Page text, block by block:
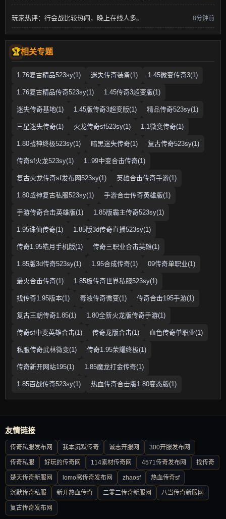
玩家热评：行会战比较热闹，晚上在线人多。 8分钟前
相关专题
1.76复古精品523sy(1) 迷失传奇装备(1) 1.45微变传奇3(1)
1.76复古精品传奇523sy(1) 1.45传奇3超变版(1)
迷失传奇基地(1) 1.45版传奇3超变版(1) 精品传奇523sy(1)
三星迷失传奇(1) 火龙传奇sf523sy(1) 1.1微变传奇(1)
1.80战神终极523sy(1) 暗黑迷失传奇(1) 复古传奇523sy(1)
传奇sf火龙523sy(1) 1..99中变合击传奇(1)
复古火龙传奇sf发布网523sy(1) 英雄合击传奇手游(1)
1.80战神复古私服523sy(1) 手游合击传奇英雄版(1)
手游传奇合击英雄版(1) 1.85版霸主传奇523sy(1)
1.95诛仙传奇(1) 1.85版3d传奇直播523sy(1)
传奇1.95皓月手机版(1) 传奇三职业合击英雄(1)
1.85版3d传奇523sy(1) 1.95合成传奇(1) 09传奇单职业(1)
最火合击传奇(1) 1.85板传奇世界私服523sy(1)
找传奇1.95版本(1) 毒液传奇微变(1) 传奇合击195手游(1)
复古王朝传奇1.85(1) 1.80全新火龙版传奇手游(1)
传奇sf中变英雄合击(1) 传奇龙版合击(1) 血色传奇单职业(1)
私服传奇武林微变(1) 传奇1.95荣耀终极(1)
传奇新开网站195(1) 1.85魔龙打金传奇(1)
1.85百战传奇523sy(1) 热血传奇合击版1.80变态版(1)
友情链接
传奇私服发布网 我本沉默传奇 诚志开服网 300开服发布网
传奇私服 好玩的传奇网 114素材传奇网 4571传奇发布网 找传奇
楚天传奇新服网 lomo窝传奇发布网 zhaosf 热血传奇sf
沉默传奇私服 新开热血传奇 二零二传奇新服网 八当传奇新服网
复古传奇发布网